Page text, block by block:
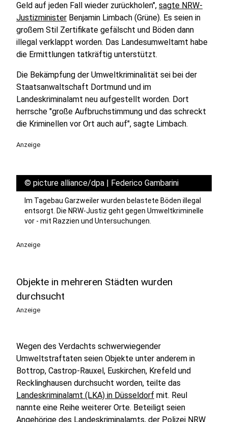
Geld auf jeden Fall wieder zurückholen", sagte NRW-
Justizminister Benjamin Limbach (Grüne). Es seien in
großem Stil Zertifikate gefälscht und Böden dann
illegal verklappt worden. Das Landesumweltamt habe
die Ermittlungen tatkräftig unterstützt.
Die Bekämpfung der Umweltkriminalität sei bei der
Staatsanwaltschaft Dortmund und im
Landeskriminalamt neu aufgestellt worden. Dort
herrsche "große Aufbruchstimmung und das schreckt
die Kriminellen vor Ort auch auf", sagte Limbach.
Anzeige
© picture alliance/dpa | Federico Gambarini
Im Tagebau Garzweiler wurden belastete Böden illegal
entsorgt. Die NRW-Justiz geht gegen Umweltkriminelle
vor - mit Razzien und Untersuchungen.
Anzeige
Objekte in mehreren Städten wurden
durchsucht
Anzeige
Wegen des Verdachts schwerwiegender
Umweltstraftaten seien Objekte unter anderem in
Bottrop, Castrop-Rauxel, Euskirchen, Krefeld und
Recklinghausen durchsucht worden, teilte das
Landeskriminalamt (LKA) in Düsseldorf mit. Reul
nannte eine Reihe weiterer Orte. Beteiligt seien
Angehörige des Landeskriminalamts, der Polizei NRW